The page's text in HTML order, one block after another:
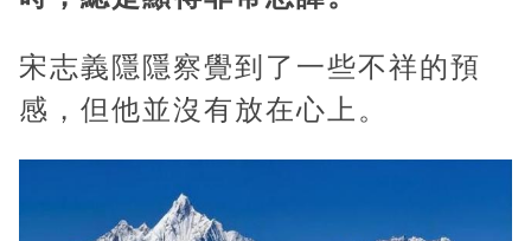
宋志義隱隱察覺到了一些不祥的預
感，但他並沒有放在心上。